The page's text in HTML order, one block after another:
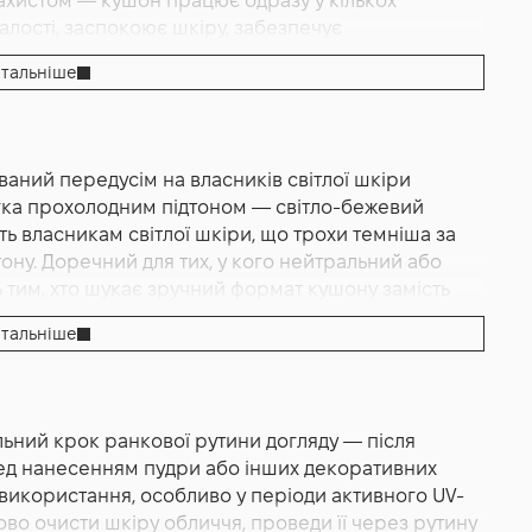
завдяки м'якому кушону Lubicell, миттєво
злегка прохолодним нюансом,
світлого тону зі збалансованою основою.
переваги тонувального догляду і захисного
фізичні (мінеральні) SPF-фільтри SPF30
(двоокис титану) і Zinc Oxide (оксид цинку)
променів і синього світла (blue light);
і пластинчасті пудри для стійкого
гіпоалергенна формула, ідеальна для
статус (без тестування на тваринах); без
бренду Purito — це "повернення до основ":
списком активних компонентів. Назва
символізмом "土" (земля у східних мовах), що
заспокоює шкіру, забезпечує
та синє світло. Уже після першого нанесення тон
робота пігментів і центельного коктейлю у
потреби — від легкого природного до повного.
і "однорідної" якості. Світла шкіра середньо-
нюанс з нейтрально-прохолодною основою,
без ефекту "маски" — відтінок №21 Light
без надмірного жирного блиску. Технологія
пудр) забезпечує стійке покриття,
менш виразно — це робота центели
з тенденцією до запальних проявів виглядає
відчуття "перевантаженості" шкіри,
"дихаюча" формула не дає відчуття задухи. Шкіра
передусім на власників світлої шкіри
прохолодним підтоном — світло-бежевий
власникам світлої шкіри, що трохи темніша за
Доречний для тих, у кого нейтральний або
хто шукає зручний формат кушону замість
ідеальний для нанесення "на ходу" і повторного
з активним способом життя, які потребують
людей з тенденцією до почервонінь, куперозу,
коктейль центели і заспокійливих
почервоніння. Корисний тим, хто стикається з
крок ранкової рутини догляду — після
нанесенням пудри або інших декоративних
особливо у періоди активного UV-
очисти шкіру обличчя, проведи її через рутину